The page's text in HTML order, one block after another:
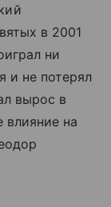
в 2001
ни
и не потерял
вырос в
на